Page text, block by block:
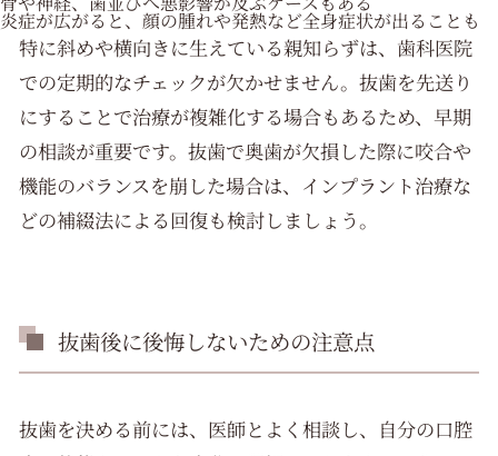
炎症が広がると、顔の腫れや発熱など全身症状が出ることも
特に斜めや横向きに生えている親知らずは、歯科医院
での定期的なチェックが欠かせません。抜歯を先送り
にすることで治療が複雑化する場合もあるため、早期
の相談が重要です。抜歯で奥歯が欠損した際に咬合や
機能のバランスを崩した場合は、インプラント治療な
どの補綴法による回復も検討しましょう。
抜歯後に後悔しないための注意点
抜歯を決める前には、医師とよく相談し、自分の口腔